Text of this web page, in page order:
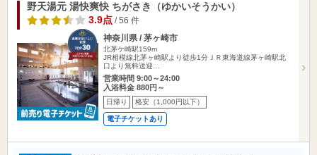
野天湯元 湯快爽快 ちがさき（ゆかいそうかい）
3.9点 / 56 件
神奈川県 / 茅ヶ崎市
北茅ケ崎駅159m
JR相模線北茅ヶ崎駅より徒歩1分ＪＲ東海道線茅ヶ崎駅北
口より無料送迎…
営業時間 9:00～24:00
入浴料金 880円～
日帰り 格安（1,000円以下）
電子チケットあり